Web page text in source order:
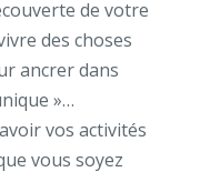
de votre
des choses
ancrer dans
»…
vos activités
vous soyez